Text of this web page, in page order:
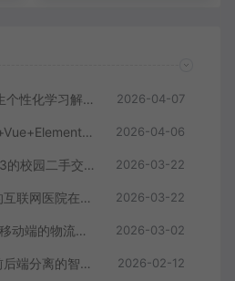
DeepSeek+Vue3的学生个性化学习解答AI系统 2026-04-07
基于SSM+SpringBoot+Vue+ElementPlus的聊天im系统 2026-04-06
基于Springboot3+vue3的校园二手交易平台 2026-03-22
基于Springboot+Vue的互联网医院在线问诊系统 2026-03-22
基于SpringBoot+Vue+移动端的物流快递系统 2026-03-02
基于SpringBoot+Vue前后端分离的智能知识库问答系统 2026-02-12